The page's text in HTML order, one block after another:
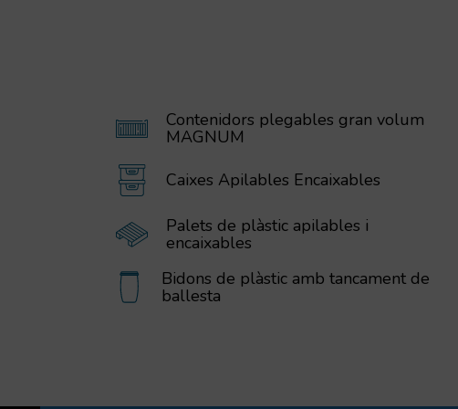
Contenidors plegables gran volum
MAGNUM
Caixes Apilables Encaixables
Palets de plàstic apilables i
encaixables
Bidons de plàstic amb tancament de
ballesta